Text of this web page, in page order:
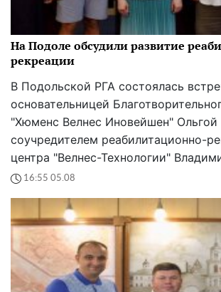
На Подоле обсудили развитие
рекреации
В Подольской РГА состоялась
основательницей
"Хюменс Велнес Иновейшен" Ольгой
соучредителем реабилитационно-
центра "Велнес-Технологии"
16:55 05.08